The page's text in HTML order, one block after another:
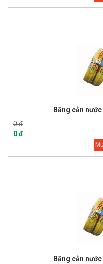
Băng cản
0 đ
0 đ
Băng cản